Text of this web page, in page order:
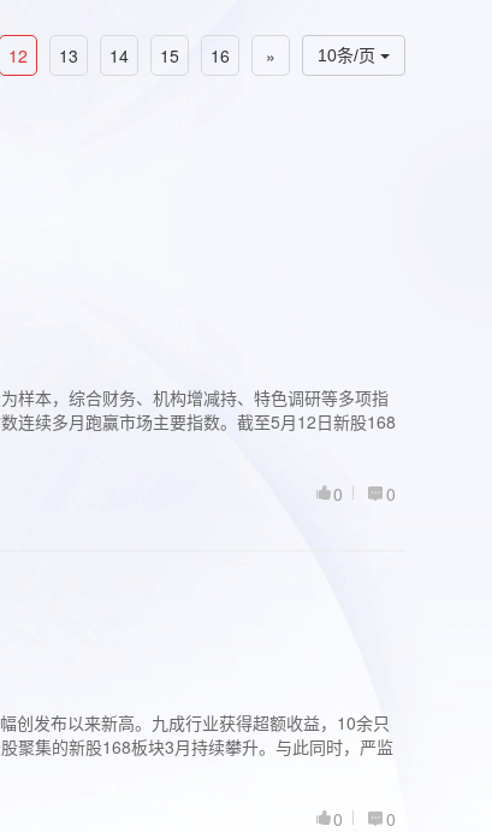
10条/页
12 13 14 15 16 »
样本，综合财务、机构增减持、特色调研等多项指
连续多月跑赢市场主要指数。截至5月12日新股168
0
0
创发布以来新高。九成行业获得超额收益，10余只
聚集的新股168板块3月持续攀升。与此同时，严监
0
0